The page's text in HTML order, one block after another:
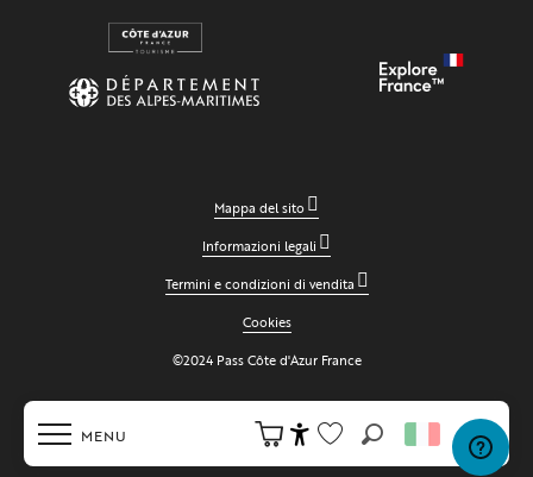
MENU
Accessibilité
Voir les favoris
Ricerca
Mappa del sito
Informazioni legali
Termini e condizioni di vendita
Cookies
©2024 Pass Côte d'Azur France